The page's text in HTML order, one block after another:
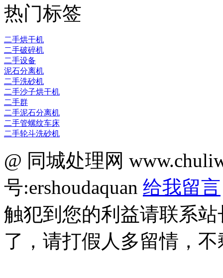
热门标签
二手烘干机
二手破碎机
二手设备
泥石分离机
二手洗砂机
二手沙子烘干机
二手群
二手泥石分离机
二手管螺纹车床
二手轮斗洗砂机
@ 同城处理网
号:ershoudaquan 给我留言
触犯到您的利益请联系
了，请打假人多留情，